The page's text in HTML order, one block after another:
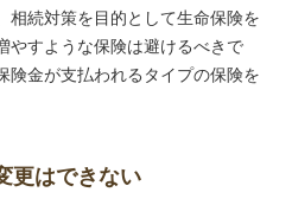
相続対策を目的として生命保険を
やすような保険は避けるべきで
険金が支払われるタイプの保険を
更はできない